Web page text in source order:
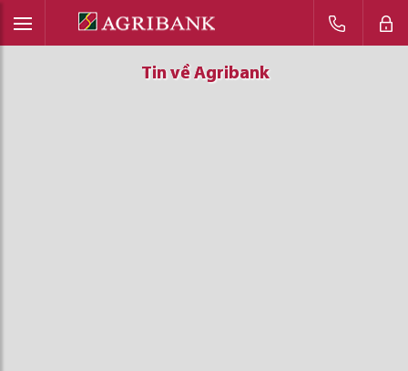
Tin về Agribank
Tin về Agribank
Tin về Agribank